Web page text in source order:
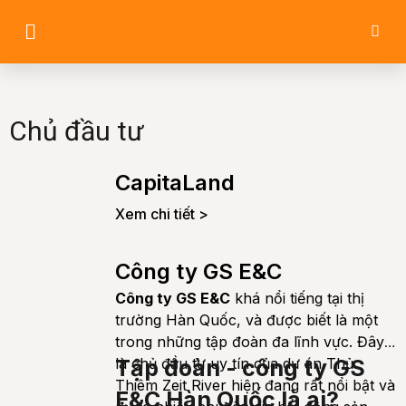
Chủ đầu tư
CapitaLand
Xem chi tiết >
Công ty GS E&C
Công ty GS E&C khá nổi tiếng tại thị
trường Hàn Quốc, và được biết là một
trong những tập đoàn đa lĩnh vực. Đây
là chủ đầu tư uy tín của dự án Thủ
Thiêm Zeit River hiện đang rất nổi bật và
Tập đoàn - công ty GS
E&C Hàn Quốc là ai?